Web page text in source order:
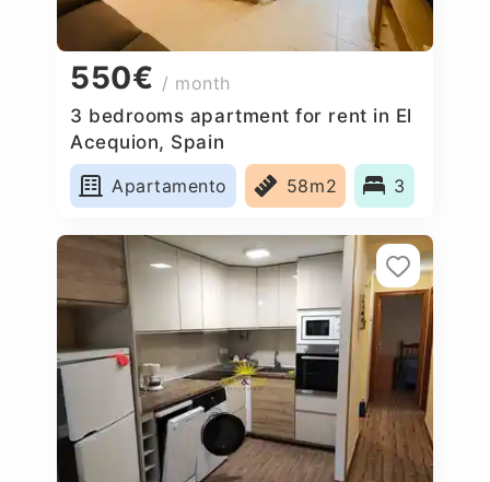
550€ / month
3 bedrooms apartment for rent in El
Acequion, Spain
Apartamento
58m2 3